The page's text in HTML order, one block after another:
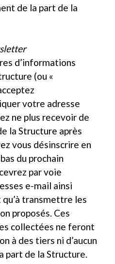
de la part de la
d’informations
(ou «
votre adresse
ne plus recevoir de
la Structure après
vous désinscrire en
du prochain
par voie
e-mail ainsi
transmettre les
proposés. Ces
collectées ne feront
à des tiers ni d’aucun
part de la Structure.